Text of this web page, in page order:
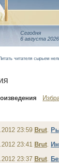
Сегодня
6 августа 2026
читателя сырьем
23:59 Brut.
23:41 Brut.
23:37 Brut.